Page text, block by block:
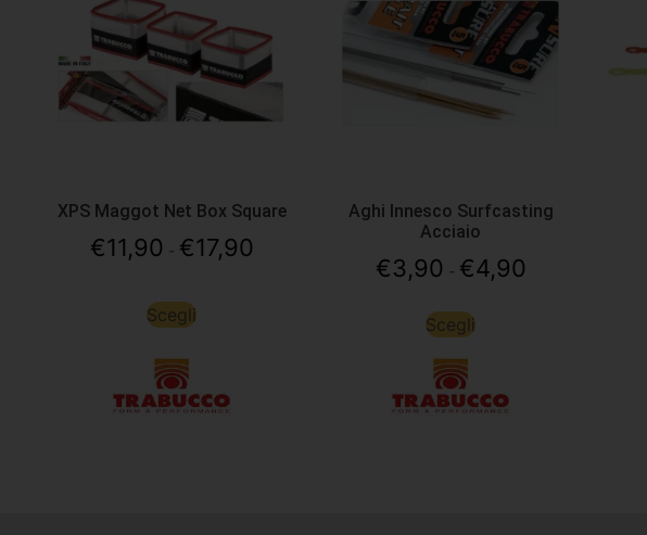
XPS Maggot Net Box Square
€11,90 - €17,90
Scegli
Aghi Innesco Surfcasting
Acciaio
€3,90 - €4,90
Scegli